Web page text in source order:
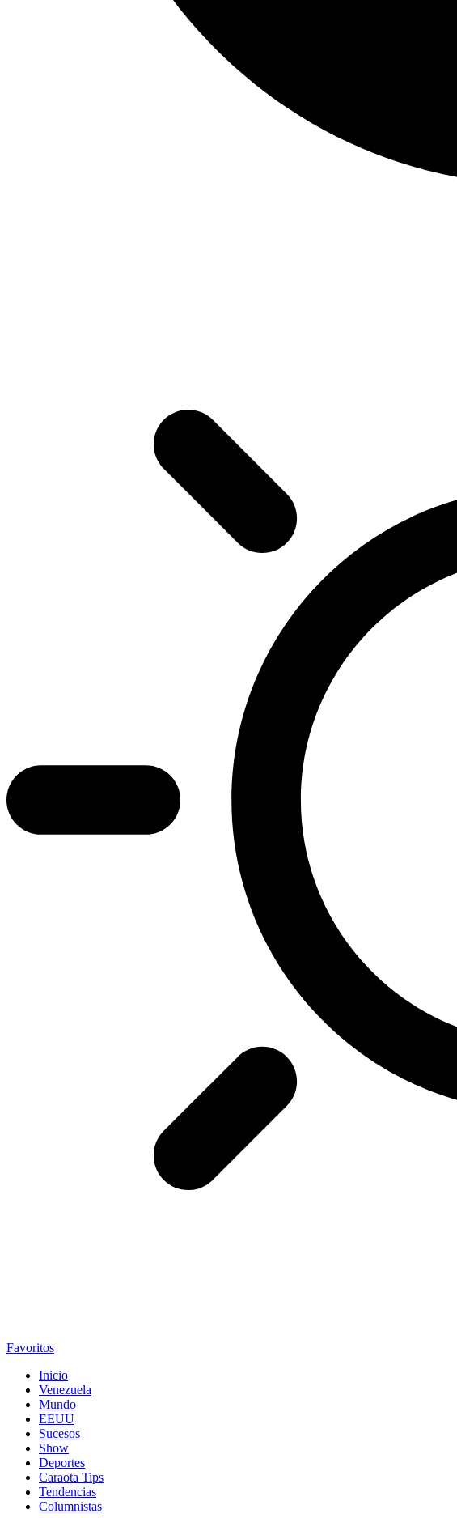
Favoritos
Inicio
Venezuela
Mundo
EEUU
Sucesos
Show
Deportes
Caraota Tips
Tendencias
Columnistas